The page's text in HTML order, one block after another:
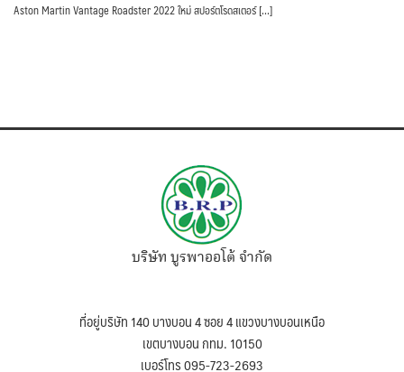
Aston Martin Vantage Roadster 2022 ใหม่ สปอร์ตโรดสเตอร์ […]
บริษัท บูรพาออโต้ จำกัด
ที่อยู่บริษัท 140 บางบอน 4 ซอย 4 แขวงบางบอนเหนือ
เขตบางบอน กทม. 10150
เบอร์โทร 095-723-2693